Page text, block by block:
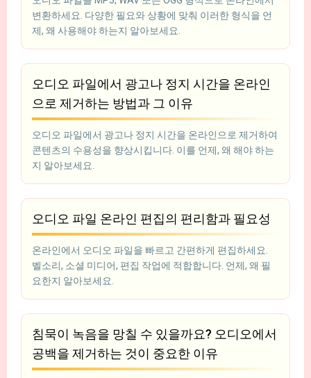
변환하세요. 다양한 필요와 상황에 맞춰 이러한 형식을 언
제, 왜 사용해야 하는지 알아보세요.
오디오 파일에서 광고나 정지 시간을 온라인
으로 제거하는 방법과 그 이유
오디오 파일에서 광고나 정지 시간을 온라인으로 제거하여
콘텐츠의 수용성을 향상시킵니다. 이를 언제, 왜 해야 하는
지 알아보세요.
오디오 파일 온라인 편집의 편리함과 필요성
온라인에서 오디오 파일을 빠르고 간편하게 편집하세요.
벨소리, 소셜 미디어, 편집 작업에 적합합니다. 언제, 왜 필
요한지 알아보세요.
침묵이 녹음을 망칠 수 있을까요? 오디오에서
공백을 제거하는 것이 중요한 이유